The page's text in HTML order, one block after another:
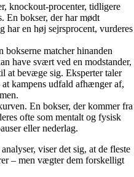
knockout-procenter, tidligere
En bokser, der har mødt
har en høj sejrsprocent, vurderes
bokserne matcher hinanden
have svært ved en modstander,
at bevæge sig. Eksperter taler
kampens udfald afhænger af,
En bokser, der kommer fra
ofte som mentalt og fysisk
eller nederlag.
viser det sig, at de fleste
– men vægter dem forskelligt